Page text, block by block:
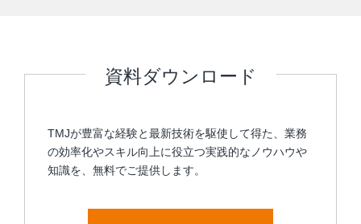
資料ダウンロード
TMJが豊富な経験と最新技術を駆使して得た、業務
の効率化やスキル向上に役立つ実践的なノウハウや
知識を、無料でご提供します。